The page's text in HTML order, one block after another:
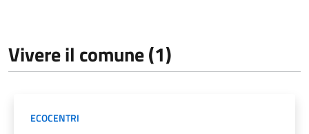
Vivere il comune (1)
ECOCENTRI